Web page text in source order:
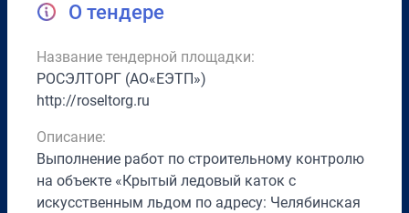
О тендере
Название тендерной площадки:
РОСЭЛТОРГ (АО«ЕЭТП»)
http://roseltorg.ru
Описание:
Выполнение работ по строительному контролю
на объекте «Крытый ледовый каток с
искусственным льдом по адресу: Челябинская